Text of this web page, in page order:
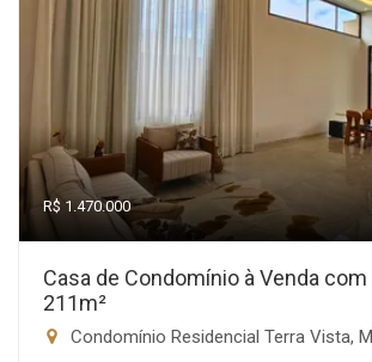
R$ 1.470.000
Casa de Condomínio à Venda
211m²
Condomínio Residencial Terra Vista,